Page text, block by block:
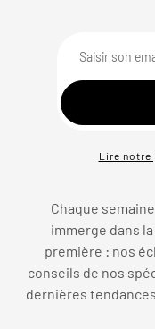
Lire
Chaque
immerge dans
première : nos
conseils de nos
dernières